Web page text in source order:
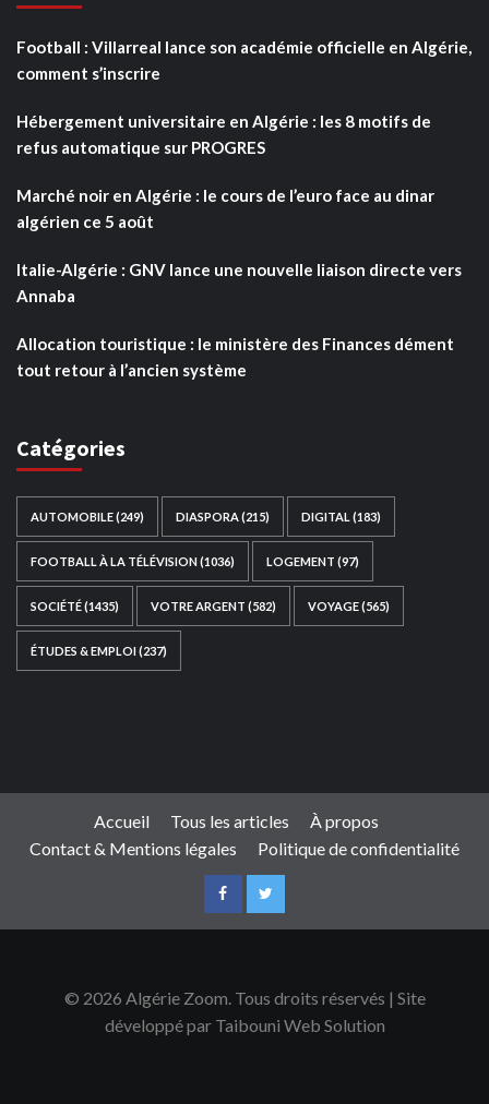
Football : Villarreal lance son académie officielle en Algérie,
comment s’inscrire
Hébergement universitaire en Algérie : les 8 motifs de
refus automatique sur PROGRES
Marché noir en Algérie : le cours de l’euro face au dinar
algérien ce 5 août
Italie-Algérie : GNV lance une nouvelle liaison directe vers
Annaba
Allocation touristique : le ministère des Finances dément
tout retour à l’ancien système
Catégories
AUTOMOBILE(249) DIASPORA (215) DIGITAL (183)
FOOTBALL À LA TÉLÉVISION(1036) LOGEMENT (97)
SOCIÉTÉ(1435) VOTRE ARGENT (582) VOYAGE(565)
ÉTUDES & EMPLOI(237)
Accueil Tous les articles
À propos
Contact & Mentions légales
Politique de confidentialité
© 2026 Algérie Zoom. Tous droits réservés | Site
développé par Taibouni Web Solution